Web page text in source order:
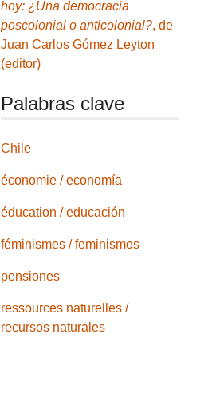
hoy: ¿Una democracia
poscolonial o anticolonial?, de
Juan Carlos Gómez Leyton
(editor)
Palabras clave
Chile
économie / economía
éducation / educación
féminismes / feminismos
pensiones
ressources naturelles /
recursos naturales